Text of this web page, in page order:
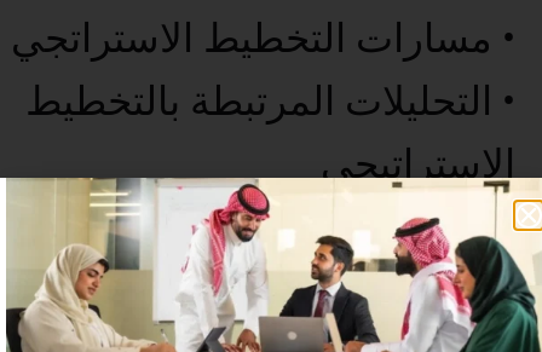
• مسارات التخطيط الاستراتجي
• التحليلات المرتبطة بالتخطيط
الاستراتيجي
• الخاتمة